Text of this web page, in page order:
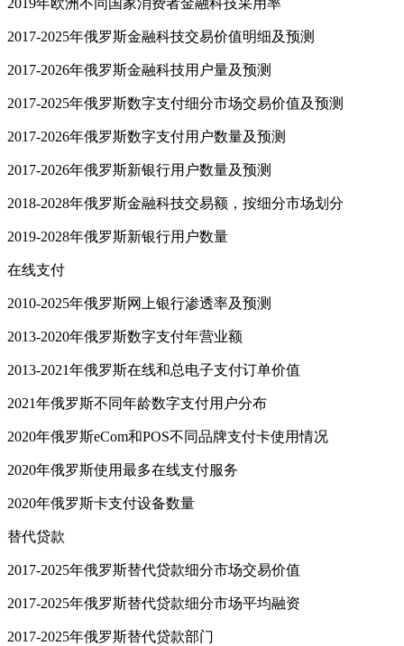
2019年欧洲不同国家消费者金融科技采用率
2017-2025年俄罗斯金融科技交易价值明细及预测
2017-2026年俄罗斯金融科技用户量及预测
2017-2025年俄罗斯数字支付细分市场交易价值及预测
2017-2026年俄罗斯数字支付用户数量及预测
2017-2026年俄罗斯新银行用户数量及预测
2018-2028年俄罗斯金融科技交易额，按细分市场划分
2019-2028年俄罗斯新银行用户数量
在线支付
2010-2025年俄罗斯网上银行渗透率及预测
2013-2020年俄罗斯数字支付年营业额
2013-2021年俄罗斯在线和总电子支付订单价值
2021年俄罗斯不同年龄数字支付用户分布
2020年俄罗斯eCom和POS不同品牌支付卡使用情况
2020年俄罗斯使用最多在线支付服务
2020年俄罗斯卡支付设备数量
替代贷款
2017-2025年俄罗斯替代贷款细分市场交易价值
2017-2025年俄罗斯替代贷款细分市场平均融资
2017-2025年俄罗斯替代贷款部门